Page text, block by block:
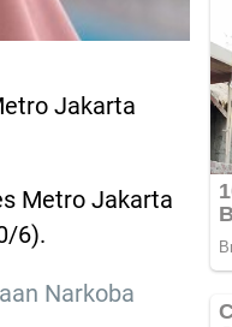
Jakarta
Metro Jakarta
6).
Narkoba